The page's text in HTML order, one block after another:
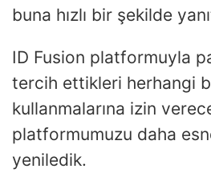
buna hızlı bir şekilde
ID Fusion platformuyla
tercih ettikleri herhangi
kullanmalarına izin
platformumuzu daha
yeniledik.